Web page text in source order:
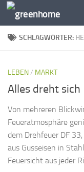
Zum Inhalt springen
SCHLAGWÖRTER:
LEBEN/ MARKT
Alles dreht sich
Von mehreren
Feueratmosphäre
dem Drehfeuer DF
aus Gusseisen in
Feuersicht aus jeder